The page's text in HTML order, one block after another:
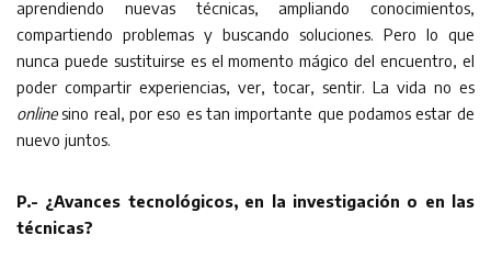
aprendiendo nuevas técnicas, ampliando conocimientos,
compartiendo problemas y buscando soluciones. Pero lo que
nunca puede sustituirse es el momento mágico del encuentro, el
poder compartir experiencias, ver, tocar, sentir. La vida no es
onlinesino real, por eso es tan importante que podamos estar de
nuevo juntos.
P.- ¿Avances tecnológicos, en la investigación o en las
técnicas?